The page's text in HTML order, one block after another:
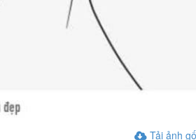
Tải ảnh